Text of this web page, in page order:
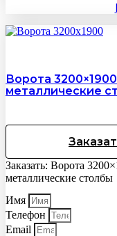
Ворота
металлические
Заказать: Ворота
металлические столбы
Имя
Телефон
Email